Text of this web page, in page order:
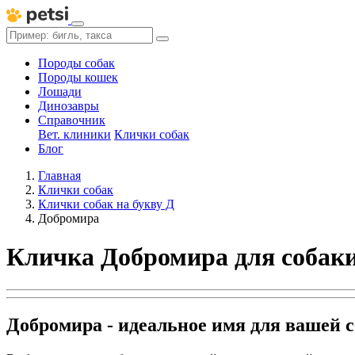
Породы собак
Породы кошек
Лошади
Динозавры
Справочник
Вет. клиники Клички собак
Блог
Главная
Клички собак
Клички собак на букву Д
Добромира
Кличка Добромира для
Добромира - идеальное имя для вашей